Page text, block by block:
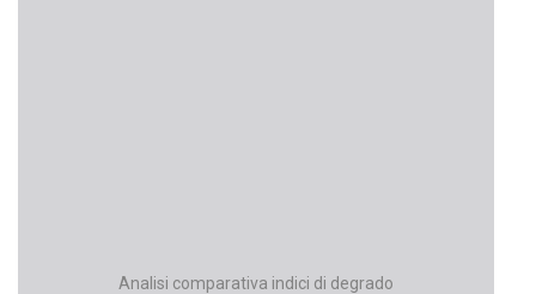
Analisi comparativa indici di degrado